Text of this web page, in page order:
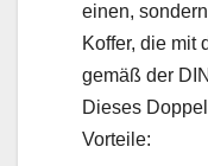
einen,
Koffer, die mit
gemäß der
Dieses
Vorteile: